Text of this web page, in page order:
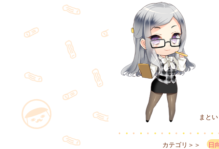
まとい
カテゴリ＞＞ 日